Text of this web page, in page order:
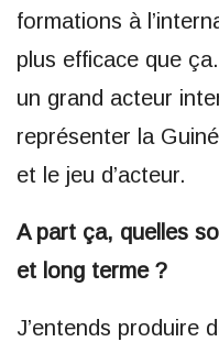
formations à
plus efficace que
un grand acteur
représenter la
et le jeu d’acteur.
A part ça, quelles
et long terme ?
J’entends produire